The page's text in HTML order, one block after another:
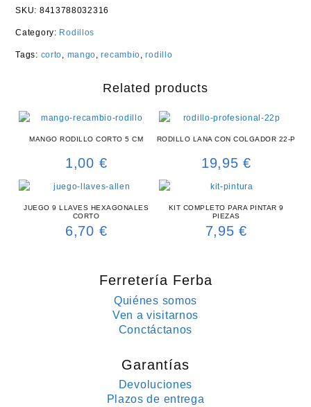
SKU: 8413788032316
Category: Rodillos
Tags: corto, mango,recambio,rodillo
Related products
MANGO RODILLO CORTO 5 CM
1,00 €
RODILLO LANA CON COLGADOR 22-P
19,95€
JUEGO 9 LLAVES HEXAGONALES
CORTO
6,70 €
KIT COMPLETO PARA PINTAR 9
PIEZAS
7,95€
Ferretería Ferba
Quiénes somos
Ven a visitarnos
Conctáctanos
Garantías
Devoluciones
Plazos de entrega